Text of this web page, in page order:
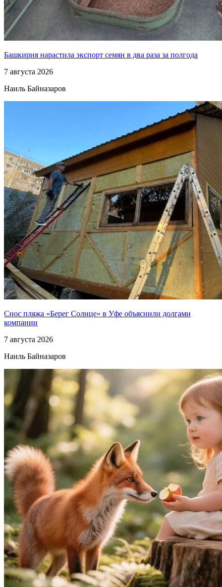
Башкирия нарастила экспорт семян в два раза за полгода
7 августа 2026
Наиль Байназаров
Снос пляжа «Берег Солнце» в Уфе объяснили долгами
компании
7 августа 2026
Наиль Байназаров